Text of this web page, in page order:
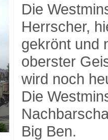
Die
Herrscher,
gekrönt und
oberster
wird noch
Die
Big Ben.